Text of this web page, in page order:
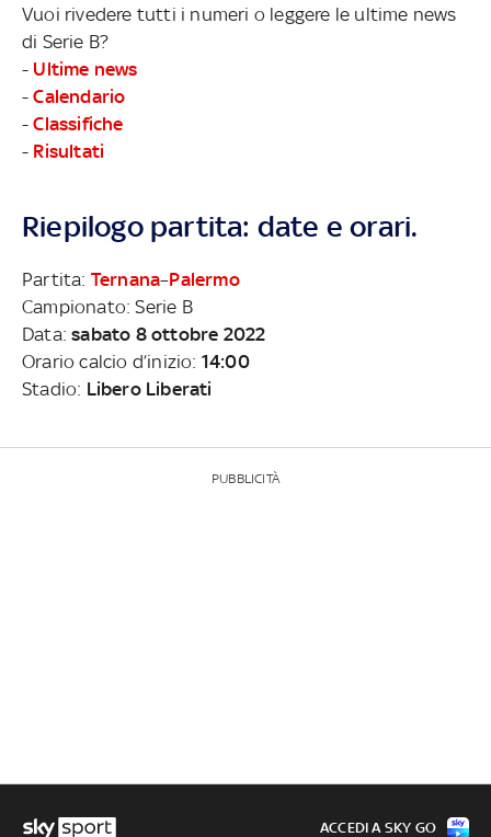
Vuoi rivedere tutti i numeri o leggere le ultime news
di Serie B?
- Ultime news
-Calendario
-Classifiche
- Risultati
Riepilogo partita: date e orari.
Partita: Ternana–Palermo
Campionato: Serie B
Data:sabato 8 ottobre 2022
Orario calcio d’inizio: 14:00
Stadio: Libero Liberati
PUBBLICITÀ
ACCEDI A SKY GO